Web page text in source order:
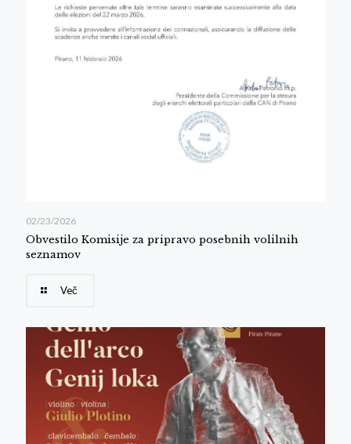
02/23/2026
Obvestilo Komisije za pripravo posebnih volilnih
seznamov
Več